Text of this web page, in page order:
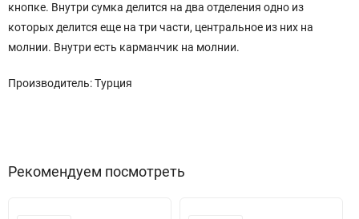
кнопке. Внутри сумка делится на два отделения одно из
которых делится еще на три части, центральное из них на
молнии. Внутри есть карманчик на молнии.
Производитель: Турция
Рекомендуем посмотреть